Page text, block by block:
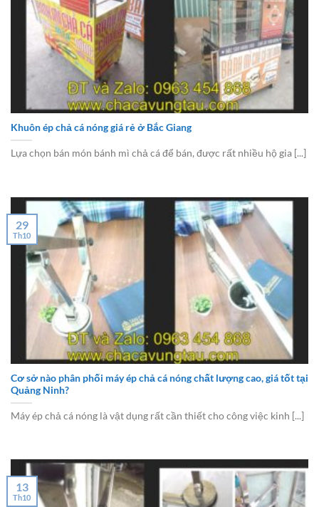
Khuôn ép chả cá nóng giá rẻ ở Bắc Giang
Lựa chọn bán món bánh mì chả cá để bán, được rất nhiều hộ gia [...]
Cơ sở nào phân phối máy ép chả cá nóng chất lượng cao, giá tốt tại
Quảng Ninh?
Máy ép chả cá nóng là vật dụng rất cần thiết cho công việc kinh [...]
29
Th10
13
Th10